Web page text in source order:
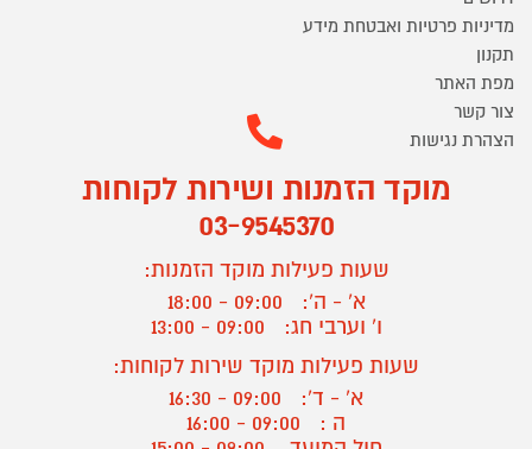
מדיניות פרטיות ואבטחת מידע
תקנון
מפת האתר
צור קשר
הצהרת נגישות
מוקד הזמנות ושירות לקוחות
03-9545370
שעות פעילות מוקד הזמנות:
א' - ה':
09:00 - 18:00
ו' וערבי חג:
09:00 - 13:00
שעות פעילות מוקד שירות לקוחות:
א' - ד':
09:00 - 16:30
ה :
09:00 - 16:00